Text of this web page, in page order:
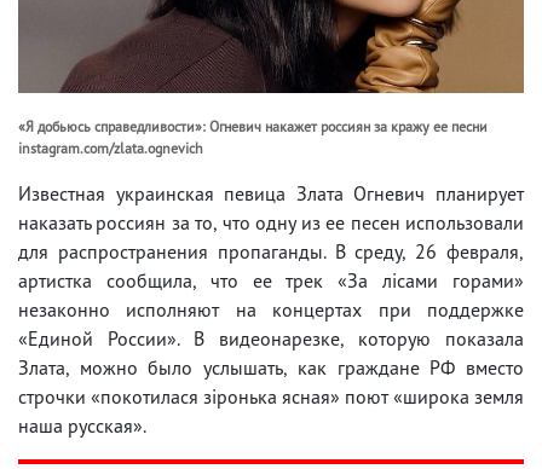
«Я добьюсь справедливости»: Огневич накажет россиян за кражу ее песни
instagram.com/zlata.ognevich
Известная украинская певица Злата Огневич планирует
наказать россиян за то, что одну из ее песен использовали
для распространения пропаганды. В среду, 26 февраля,
артистка сообщила, что ее трек «За лісами горами»
незаконно исполняют на концертах при поддержке
«Единой России». В видеонарезке, которую показала
Злата, можно было услышать, как граждане РФ вместо
строчки «покотилася зіронька ясная» поют «широка земля
наша русская».